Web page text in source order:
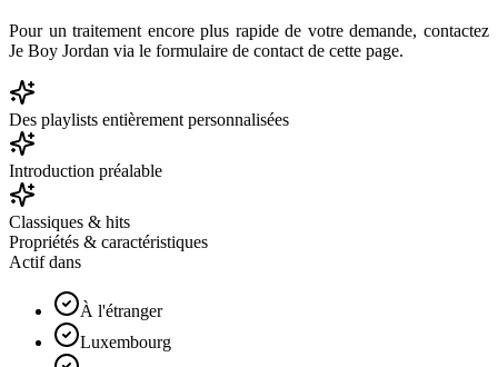
Pour un traitement encore plus rapide de votre demande, contactez
Je Boy Jordan via le formulaire de contact de cette page.
Des playlists entièrement personnalisées
Introduction préalable
Classiques & hits
Propriétés & caractéristiques
Actif dans
À l'étranger
Luxembourg